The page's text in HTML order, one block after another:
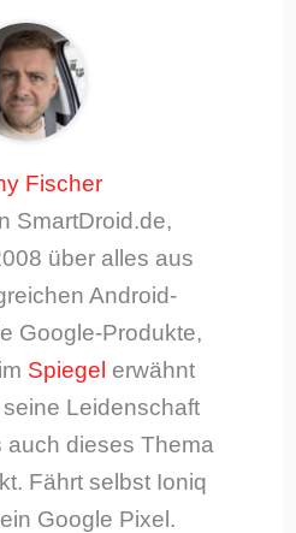
Fischer
SmartDroid.de,
über alles aus
Android-
Google-Produkte,
Spiegel erwähnt
Leidenschaft
auch dieses Thema
Fährt selbst Ioniq
Google Pixel.